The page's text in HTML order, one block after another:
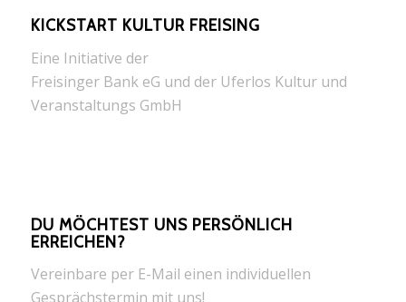
KICKSTART KULTUR FREISING
Eine Initiative der
Freisinger Bank eG und der Uferlos Kultur und
Veranstaltungs GmbH
DU MÖCHTEST UNS PERSÖNLICH
ERREICHEN?
Vereinbare per E-Mail einen individuellen
Gesprächstermin mit uns!